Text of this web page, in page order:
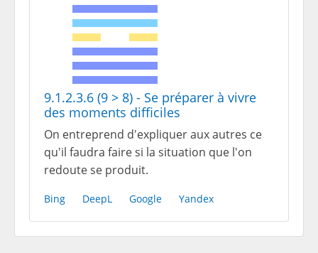
9.1.2.3.6 (9 > 8) - Se préparer à vivre
des moments difficiles
On entreprend d'expliquer aux autres ce
qu'il faudra faire si la situation que l'on
redoute se produit.
Bing DeepL Google Yandex